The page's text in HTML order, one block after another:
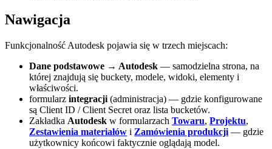
Nawigacja
Funkcjonalność Autodesk pojawia się w trzech miejscach:
Dane podstawowe → Autodesk — samodzielna strona, na
której znajdują się buckety, modele, widoki, elementy i
właściwości.
formularz integracji (administracja) — gdzie konfigurowane
są Client ID / Client Secret oraz lista bucketów.
Zakładka Autodesk w formularzach Towaru, Projektu,
Zestawienia materiałów i Zamówienia produkcji — gdzie
użytkownicy końcowi faktycznie oglądają model.